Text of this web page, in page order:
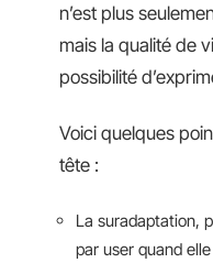
n’est plus
mais la qualité de
possibilité
Voici quelques
tête :
La suradaptation,
par user quand